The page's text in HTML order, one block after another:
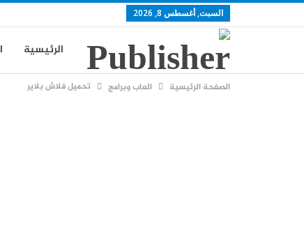
السبت, أغسطس 8, 2026
الرئيسية
سياسة الصفحة الرئيسية العاب وبرامج تحميل فلاش بلاير